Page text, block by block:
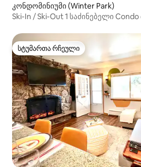
კონდომინიუმი (Winter Park)
Ski-In / Ski-Out 1 საძინებელი Condo
სტუმართა რჩეული
სტუმართა რჩეული